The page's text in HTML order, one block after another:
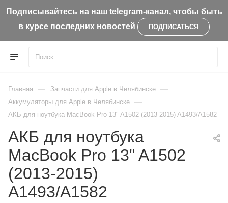
Подписывайтесь на наш telegram-канал, чтобы быть
в курсе последних новостей
ПОДПИСАТЬСЯ
Главная — Запчасти для Apple в Челябинске —
Aккумуляторы для Apple в Челябинске —
АКБ для ноутбука MacBook Pro 13" A1502 (2013-2015) A1493/A1582
АКБ для ноутбука
MacBook Pro 13" A1502
(2013-2015)
A1493/A1582